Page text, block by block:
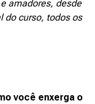
amadores, desde
do curso, todos os
você enxerga o